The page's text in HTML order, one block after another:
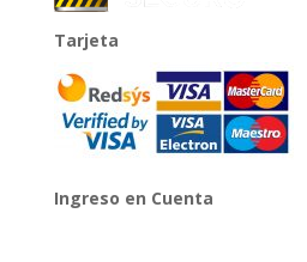
Tarjeta
Ingreso en Cuenta